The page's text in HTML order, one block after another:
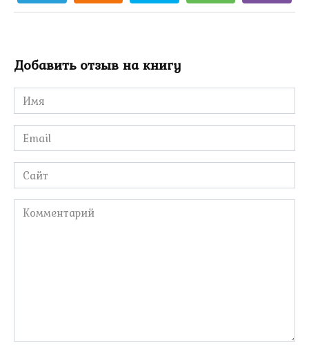
Добавить отзыв на книгу
Имя
*
Email
*
Сайт
Комментарий